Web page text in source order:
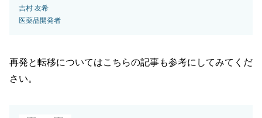
吉村 友希
医薬品開発者
再発と転移についてはこちらの記事も参考にしてみてくだ
さい。